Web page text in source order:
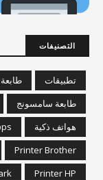
التصنيفات
تطبيقات
طابعة سامسونج
هواتف ذكية
Printer Brother
Printer HP